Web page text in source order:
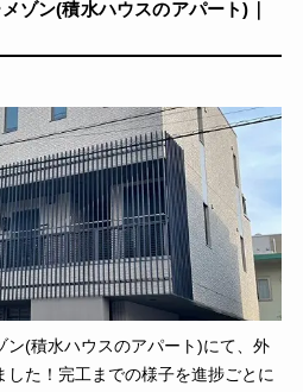
ゾン(積水ハウスのアパート)｜
ン(積水ハウスのアパート)にて、外
た！完工までの様子を進捗ごとに